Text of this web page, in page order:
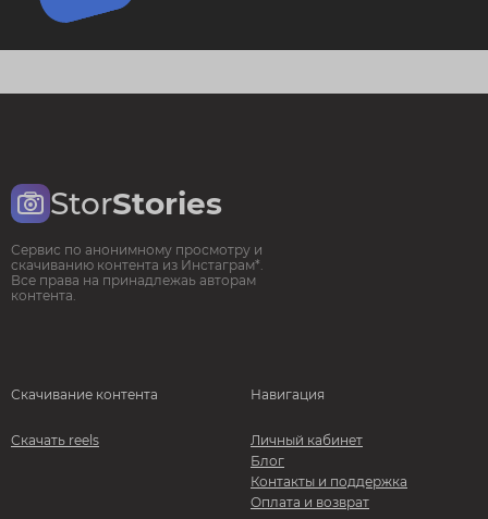
StorStories
Сервис по анонимному просмотру и
скачиванию контента из Инстаграм*.
Все права на принадлежаь авторам
контента.
Скачивание контента
Скачать reels
Навигация
Личный кабинет
Блог
Контакты и поддержка
Оплата и возврат